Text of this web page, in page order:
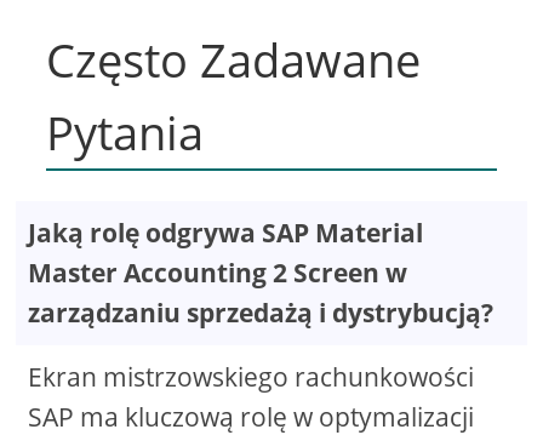
Często Zadawane
Pytania
Jaką rolę odgrywa SAP Material
Master Accounting 2 Screen w
zarządzaniu sprzedażą i dystrybucją?
Ekran mistrzowskiego rachunkowości
SAP ma kluczową rolę w optymalizacji